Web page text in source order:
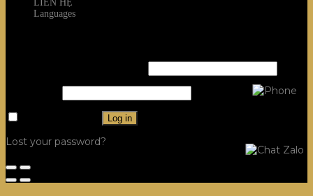
LIÊN HỆ
Languages
Log in
Lost your password?